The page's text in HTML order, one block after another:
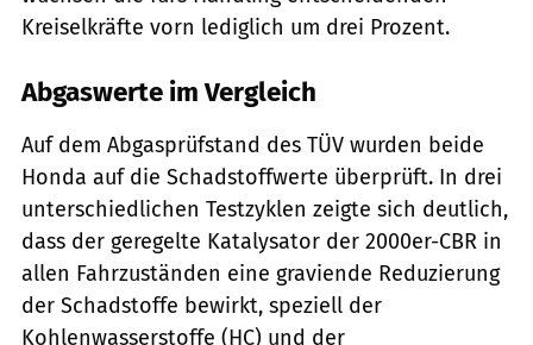
Kreiselkräfte vorn lediglich um drei Prozent.
Abgaswerte im Vergleich
Auf dem Abgasprüfstand des TÜV wurden beide
Honda auf die Schadstoffwerte überprüft. In drei
unterschiedlichen Testzyklen zeigte sich deutlich,
dass der geregelte Katalysator der 2000er-CBR in
allen Fahrzuständen eine graviende Reduzierung
der Schadstoffe bewirkt, speziell der
Kohlenwasserstoffe (HC) und der